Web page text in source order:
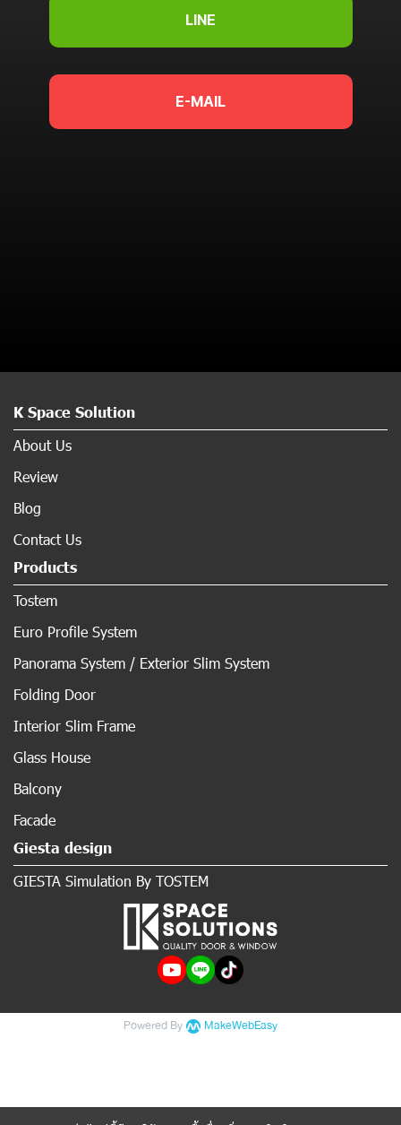
LINE
E-MAIL
K Space Solution
About Us
Review
Blog
Contact Us
Products
Tostem
Euro Profile System
Panorama System / Exterior Slim System
Folding Door
Interior Slim Frame
Glass House
Balcony
Facade
Giesta design
GIESTA Simulation By TOSTEM
Powered By MakeWebEasy